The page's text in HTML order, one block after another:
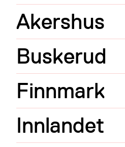
Akershus
Buskerud
Finnmark
Innlandet